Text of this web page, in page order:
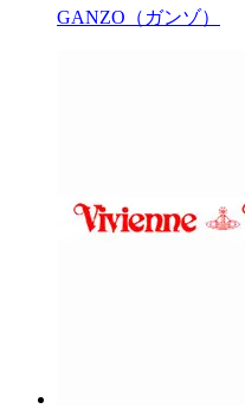
GANZO（ガンゾ）